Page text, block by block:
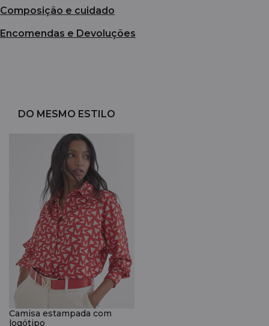
Composição e cuidado
Encomendas e Devoluções
DO MESMO ESTILO
Camisa estampada com
logótipo